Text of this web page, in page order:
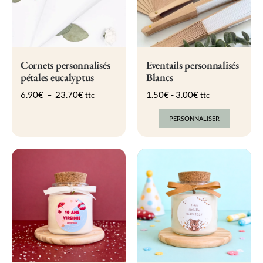
la
page
du
choisies
sur
la
page
du
Cornets personnalisés
pétales eucalyptus
6.90€ – 23.70€Plage
à
23.70€
ttc
Eventails personnalisés
Blancs
1.50€- 3.00€ ttc
PERSONNALISER